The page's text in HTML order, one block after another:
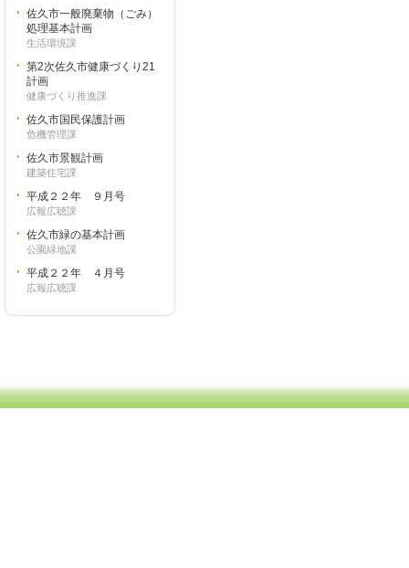
佐久市一般廃棄物（ごみ）
処理基本計画
生活環境課
第2次佐久市健康づくり21
計画
健康づくり推進課
佐久市国民保護計画
危機管理課
佐久市景観計画
建築住宅課
平成２２年 ９月号
広報広聴課
佐久市緑の基本計画
公園緑地課
平成２２年 ４月号
広報広聴課